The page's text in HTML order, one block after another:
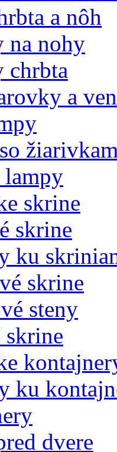
a nôh
na nohy
chrbta
a
skrine
skrine
ku
skrine
steny
skrine
ku
dvere